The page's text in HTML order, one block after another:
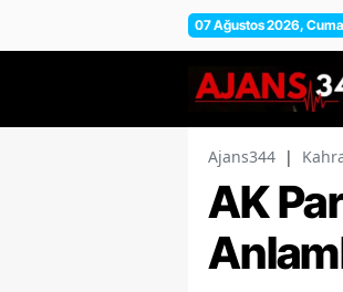
07 Ağustos 2026, Cuma
Ajans344 |
AK